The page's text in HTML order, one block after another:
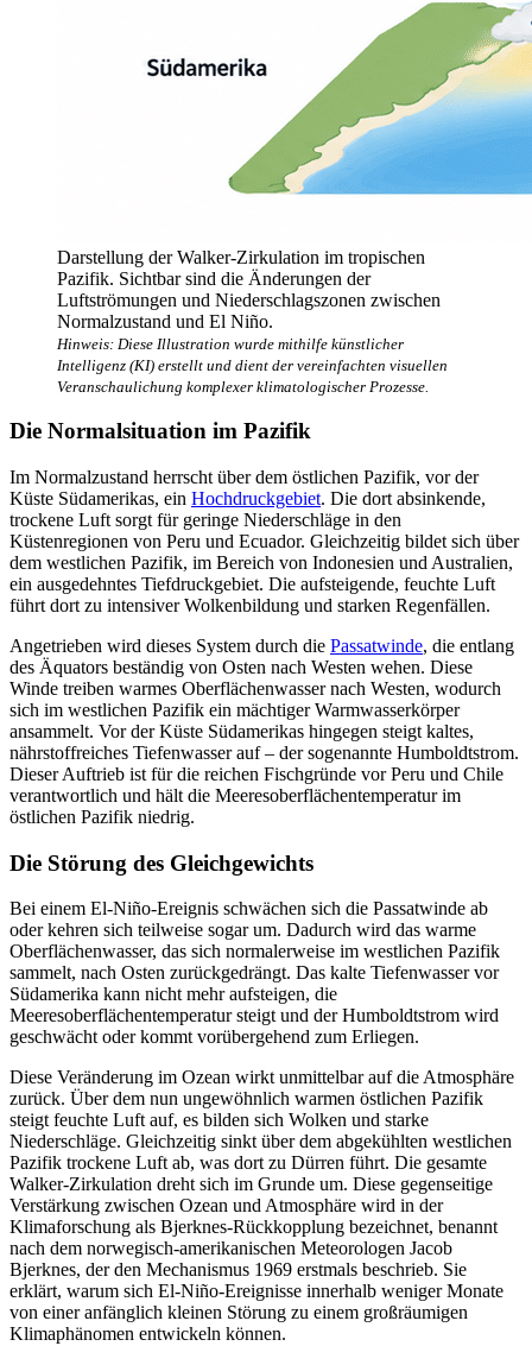
Darstellung der Walker-Zirkulation im tropischen
Pazifik. Sichtbar sind die Änderungen der
Luftströmungen und Niederschlagszonen zwischen
Normalzustand und El Niño.
Hinweis: Diese Illustration wurde mithilfe künstlicher
Intelligenz (KI) erstellt und dient der vereinfachten visuellen
Veranschaulichung komplexer klimatologischer Prozesse.
Die Normalsituation im Pazifik
Im Normalzustand herrscht über dem östlichen Pazifik, vor der
Küste Südamerikas, ein Hochdruckgebiet. Die dort absinkende,
trockene Luft sorgt für geringe Niederschläge in den
Küstenregionen von Peru und Ecuador. Gleichzeitig bildet sich über
dem westlichen Pazifik, im Bereich von Indonesien und Australien,
ein ausgedehntes Tiefdruckgebiet. Die aufsteigende, feuchte Luft
führt dort zu intensiver Wolkenbildung und starken Regenfällen.
Angetrieben wird dieses System durch die Passatwinde, die entlang
des Äquators beständig von Osten nach Westen wehen. Diese
Winde treiben warmes Oberflächenwasser nach Westen, wodurch
sich im westlichen Pazifik ein mächtiger Warmwasserkörper
ansammelt. Vor der Küste Südamerikas hingegen steigt kaltes,
nährstoffreiches Tiefenwasser auf – der sogenannte Humboldtstrom.
Dieser Auftrieb ist für die reichen Fischgründe vor Peru und Chile
verantwortlich und hält die Meeresoberflächentemperatur im
östlichen Pazifik niedrig.
Die Störung des Gleichgewichts
Bei einem El-Niño-Ereignis schwächen sich die Passatwinde ab
oder kehren sich teilweise sogar um. Dadurch wird das warme
Oberflächenwasser, das sich normalerweise im westlichen Pazifik
sammelt, nach Osten zurückgedrängt. Das kalte Tiefenwasser vor
Südamerika kann nicht mehr aufsteigen, die
Meeresoberflächentemperatur steigt und der Humboldtstrom wird
geschwächt oder kommt vorübergehend zum Erliegen.
Diese Veränderung im Ozean wirkt unmittelbar auf die Atmosphäre
zurück. Über dem nun ungewöhnlich warmen östlichen Pazifik
steigt feuchte Luft auf, es bilden sich Wolken und starke
Niederschläge. Gleichzeitig sinkt über dem abgekühlten westlichen
Pazifik trockene Luft ab, was dort zu Dürren führt. Die gesamte
Walker-Zirkulation dreht sich im Grunde um. Diese gegenseitige
Verstärkung zwischen Ozean und Atmosphäre wird in der
Klimaforschung als Bjerknes-Rückkopplung bezeichnet, benannt
nach dem norwegisch-amerikanischen Meteorologen Jacob
Bjerknes, der den Mechanismus 1969 erstmals beschrieb. Sie
erklärt, warum sich El-Niño-Ereignisse innerhalb weniger Monate
von einer anfänglich kleinen Störung zu einem großräumigen
Klimaphänomen entwickeln können.